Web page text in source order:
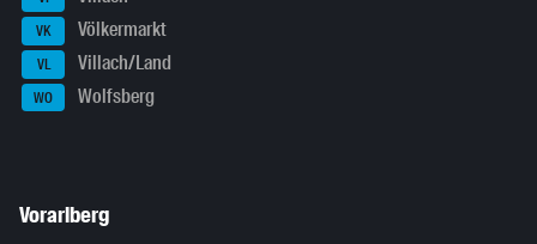
VK Völkermarkt
VL Villach/Land
WO Wolfsberg
Vorarlberg